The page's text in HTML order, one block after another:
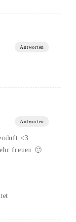
Antworten
Antworten
<3
freuen 🙂